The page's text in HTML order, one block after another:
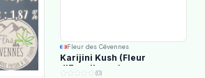
Fleur des Cévennes
Karijini Kush (Fleur
d'Excellence)
(0)